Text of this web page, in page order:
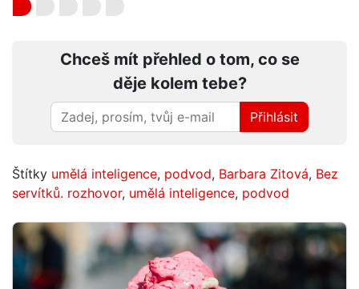
Chceš mít přehled o tom, co se
děje kolem tebe?
Přihlásit
Štítky umělá inteligence, podvod, Barbara Zitová, Bez
servítků. rozhovor, umělá inteligence, podvod